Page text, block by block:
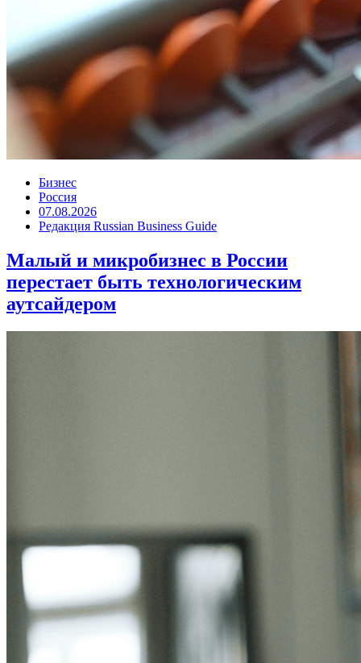
Бизнес
Россия
07.08.2026
Редакция Russian Business Guide
Малый и микробизнес в России
перестает быть технологическим
аутсайдером